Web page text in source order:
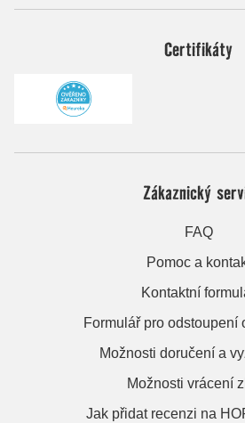
Certifikáty
Zákaznický
FAQ
Pomoc a
Kontaktní
Formulář pro odstoupení
Možnosti doručení a
Možnosti vrácení
Jak přidat recenzi na